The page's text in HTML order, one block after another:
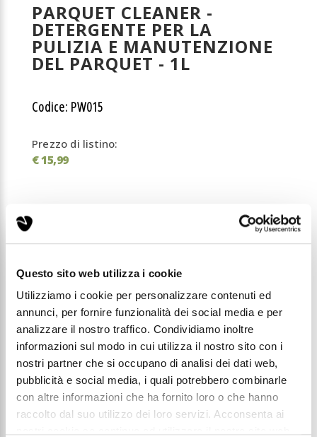
Questo sito web utilizza i cookie
Utilizziamo i cookie per personalizzare contenuti ed
annunci, per fornire funzionalità dei social media e per
analizzare il nostro traffico. Condividiamo inoltre
informazioni sul modo in cui utilizza il nostro sito con i
nostri partner che si occupano di analisi dei dati web,
pubblicità e social media, i quali potrebbero combinarle
con altre informazioni che ha fornito loro o che hanno
raccolto dal suo utilizzo dei loro servizi. Acconsenta ai
PARQUET CLEANER -
DETERGENTE PER LA
PULIZIA E MANUTENZIONE
DEL PARQUET - 1L
Codice: PW015
Prezzo di listino:
€ 15,99
Detergente concentrato per la pulizia e la
manutenzione del parquet "Parquet Cleaner" -
1L
Detergente professionale concentrato per la
pulizia e la manutenzione del legno, studiato per